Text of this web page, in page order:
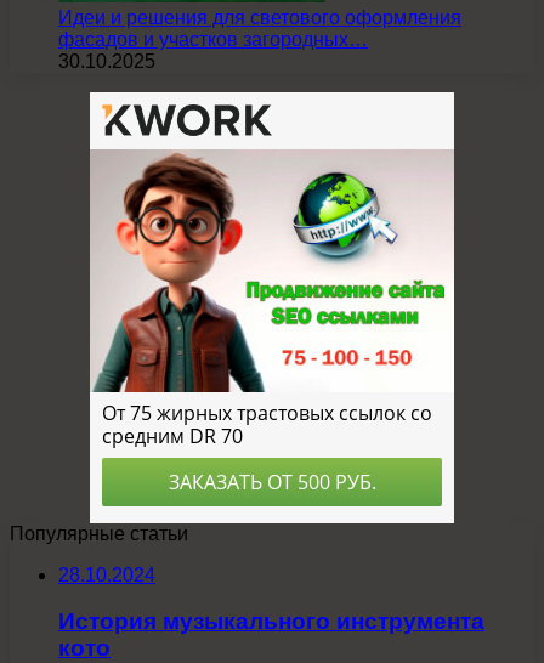
Идеи и решения для светового оформления
фасадов и участков загородных…
30.10.2025
Популярные статьи
28.10.2024
История музыкального инструмента
кото